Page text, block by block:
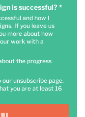
is successful? *
and how I
If you leave us
more about how
work with a
the progress
unsubscribe page.
you are at least 16